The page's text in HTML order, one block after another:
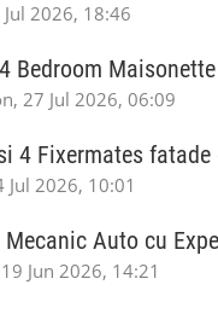
2026, 18:46
Bedroom
27 Jul 2026, 06:09
4 Fixermates
Jul 2026, 10:01
Auto cu
Jun 2026, 14:21